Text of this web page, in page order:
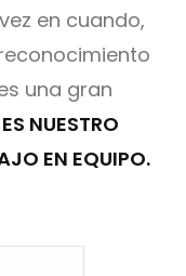
NEWS!
en cuando,
una gran
ES NUESTRO
EN EQUIPO.